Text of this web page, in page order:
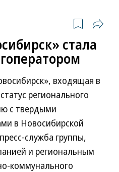
стала
входящая в
регионального
с твердыми
в Новосибирской
служба группы,
и региональным
коммунального